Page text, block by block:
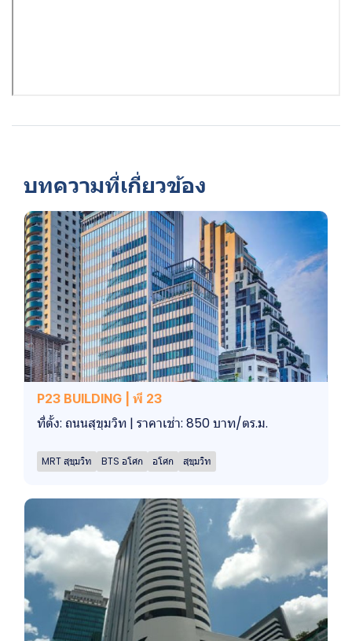
บทความที่เกี่ยวข้อง
P23 BUILDING | พี 23
ที่ตั้ง: ถนนสุขุมวิท | ราคาเช่า: 850 บาท/ตร.ม.
MRT สุขุมวิท BTS อโศก อโศก สุขุมวิท